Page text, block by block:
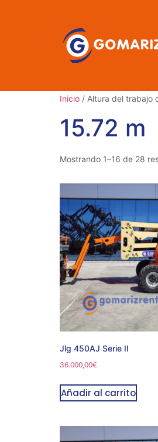
Inicio / Altura del trabajo
15.72 m
Mostrando 1–16 de 28
Jlg 450AJ Serie II
36.000,00€
Añadir al carrito